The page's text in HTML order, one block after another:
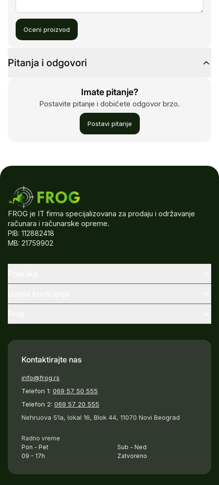
Oceni proizvod
Pitanja i odgovori
Imate pitanje?
Postavite pitanje i dobićete odgovor brzo.
Postavi pitanje
FROG je IT firma specijalizovana za prodaju i održavanje
računara i računarske opreme.
PIB: 112882418
MB: 21759902
Kontaktirajte nas
info@frog.rs
Telefon 1: 069 57 50 555
Telefon 2: 069 57 20 555
Nehruova 51a, lokal 16, Blok 44, 11070 Novi Beograd
Radno vreme
Pon - Pet
09 - 17h
Sub - Ned
Zatvoreno